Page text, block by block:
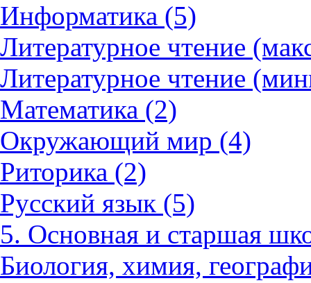
Информатика (5)
Литературное чтение
Литературное чтение
Математика (2)
Окружающий мир (4)
Риторика (2)
Русский язык (5)
5. Основная и старшая
Биология, химия,